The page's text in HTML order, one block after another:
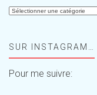
Aide-
!SUR INSTAGRAM…
Pour me suivre: